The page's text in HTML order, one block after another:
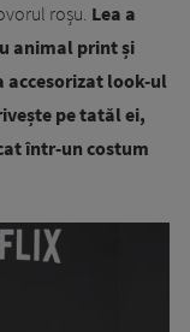
roșu. Lea a
animal print și
accesorizat look-ul
pe tatăl ei,
într-un costum